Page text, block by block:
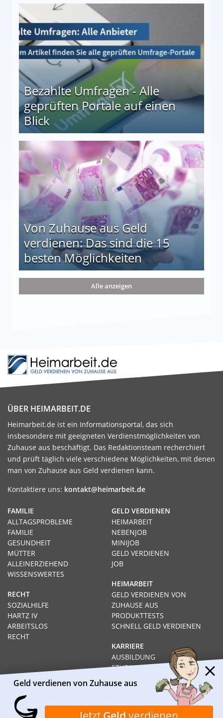
Bezahlte Umfragen - Alle
geprüften Portale auf einen
Blick
auf einen Blick
Von Zuhause aus Geld
verdienen: Das sind die 15
besten Möglichkeiten
die 15 besten Möglichkeiten
Alle anzeigen
ÜBER HEIMARBEIT.DE
Heimarbeit.de ist ein Informationsportal, das sich
insbesondere mit geeigneten Verdienstmöglichkeiten von
Zuhause aus beschäftigt. Das Redaktionsteam recherchiert
und prüft täglich viele verschiedene Möglichkeiten, mit denen
man von Zuhause aus Geld verdienen kann.
Kontaktiere uns: kontakt@heimarbeit.de
GELD VERDIENEN
HEIMARBEIT
NEBENJOB
MINIJOB
GELD VERDIENEN
JOB
HEIMARBEIT
GELD VERDIENEN VON
ZUHAUSE AUS
PRODUKTTESTS
SCHNELL GELD VERDIENEN
KARRIERE
AUSBILDUNG
STUDIUM
GEHÄLTER
FAMILIE
ALLTAGSPROBLEME
FAMILIE
GESUNDHEIT
MÜTTER
ALLEINERZIEHEND
WISSENSWERTES
RECHT
SOZIALHILFE
HARTZ IV
ARBEITSLOS
RECHT
Impressum Datenschutz Kontakt Über Heimarbeit.de
Geld verdienen von Zuhause aus